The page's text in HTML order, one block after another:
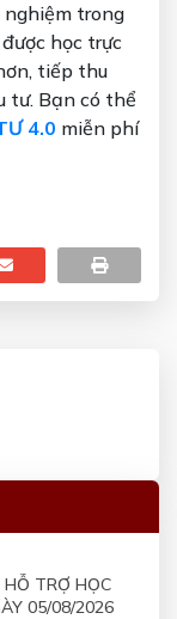
nghiệm trong
học trực
tiếp thu
tư. Bạn có thể
4.0 miễn phí
TRỢ HỌC
05/08/2026